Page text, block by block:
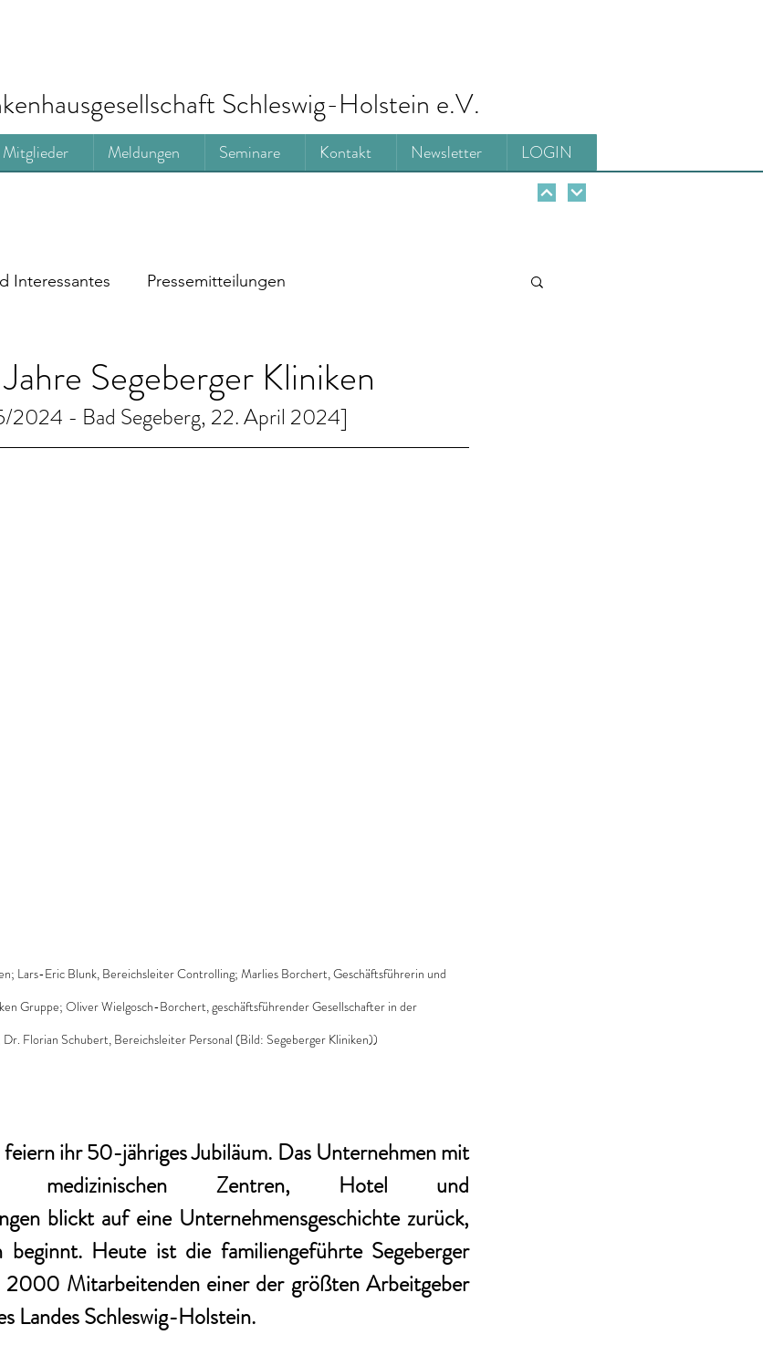
Mitglieder Meldungen Seminare Kontakt Newsletter LOGIN
Schleswig-Holstein e.V.
Interessantes Pressemitteilungen
Segeberger Kliniken
- Bad Segeberg, 22. April 2024]
Lars-Eric Blunk, Bereichsleiter Controlling; Marlies Borchert, Geschäftsführerin und
Gruppe; Oliver Wielgosch-Borchert, geschäftsführender Gesellschafter in der
Florian Schubert, Bereichsleiter Personal (Bild: Segeberger Kliniken))
ihr 50-jähriges Jubiläum. Das Unternehmen mit
medizinischen Zentren, Hotel und
blickt auf eine Unternehmensgeschichte zurück,
Heute ist die familiengeführte Segeberger
2000 Mitarbeitenden einer der größten Arbeitgeber
Landes Schleswig-Holstein.